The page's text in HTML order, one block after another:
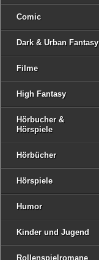
Comic
Dark & Urban Fantasy
Filme
High Fantasy
Hörbucher &
Hörspiele
Hörbücher
Hörspiele
Humor
Kinder und Jugend
Rollenspielromane